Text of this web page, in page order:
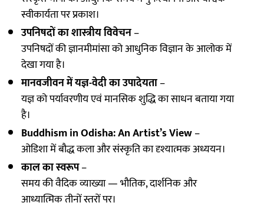
स्वीकार्यता पर प्रकाश।
उपनिषदों का शास्त्रीय विवेचन–
उपनिषदों की ज्ञानमीमांसा को आधुनिक विज्ञान के आलोक में
देखा गया है।
मानवजीवन में यज्ञ-वेदी का उपादेयता–
यज्ञ को पर्यावरणीय एवं मानसिक शुद्धि का साधन बताया गया
है।
Buddhism in Odisha: An Artist’s View–
ओडिशा में बौद्ध कला और संस्कृति का दृश्यात्मक अध्ययन।
काल का स्वरूप–
समय की वैदिक व्याख्या — भौतिक, दार्शनिक और
आध्यात्मिक तीनों स्तरों पर।